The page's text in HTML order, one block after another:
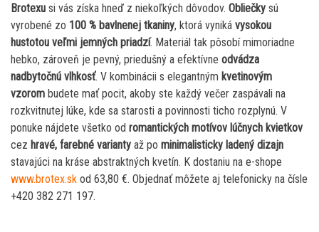
Brotexu si vás získa hneď z niekoľkých dôvodov. Obliečky sú
vyrobené zo 100 % bavlnenej tkaniny, ktorá vyniká vysokou
hustotou veľmi jemných priadzí. Materiál tak pôsobí mimoriadne
hebko, zároveň je pevný, priedušný a efektívne odvádza
nadbytočnú vlhkosť. V kombinácii s elegantným kvetinovým
vzorom budete mať pocit, akoby ste každý večer zaspávali na
rozkvitnutej lúke, kde sa starosti a povinnosti ticho rozplynú. V
ponuke nájdete všetko od romantických motívov lúčnych kvietkov
cez hravé, farebné varianty až po minimalisticky ladený dizajn
stavajúci na kráse abstraktných kvetín. K dostaniu na e-shope
www.brotex.sk od 63,80 €. Objednať môžete aj telefonicky na čísle
+420 382 271 197.